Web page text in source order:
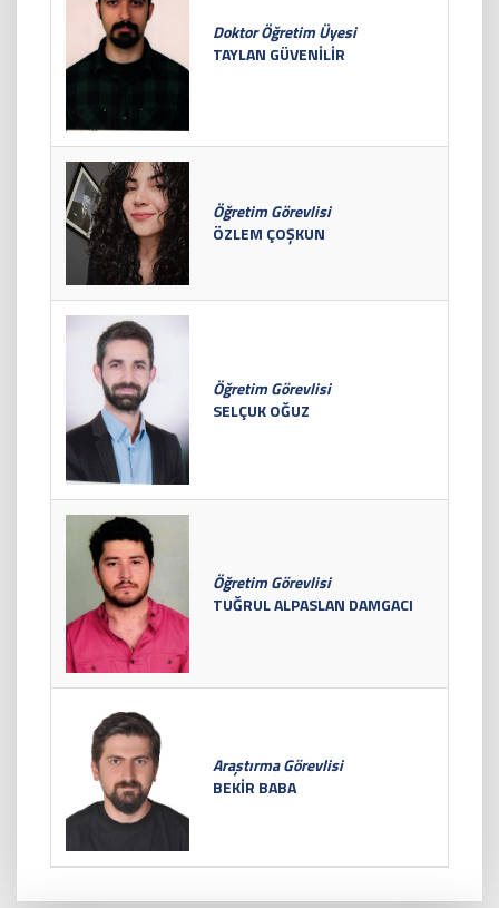
Doktor Öğretim Üyesi
TAYLAN GÜVENİLİR
Öğretim Görevlisi
ÖZLEM ÇOŞKUN
Öğretim Görevlisi
SELÇUK OĞUZ
Öğretim Görevlisi
TUĞRUL ALPASLAN DAMGACI
Araştırma Görevlisi
BEKİR BABA